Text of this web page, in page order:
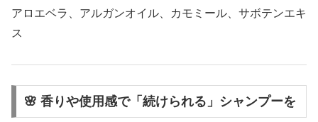
アロエベラ、アルガンオイル、カモミール、サボテンエキ
ス
🌸 香りや使用感で「続けられる」シャンプーを